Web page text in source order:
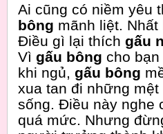
Ai cũng có niềm yêu
bông mãnh liệt. Nhất
Điều gì lại thích gấu
Vì gấu bông cho
khi ngủ, gấu bông
xua tan đi những
sống. Điều này nghe
quá mức. Nhưng